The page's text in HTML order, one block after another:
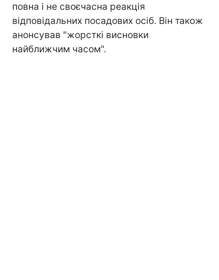
повна і не своєчасна реакція
відповідальних посадових осіб. Він також
анонсував "жорсткі висновки
найближчим часом".